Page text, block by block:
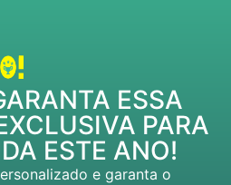
ESSA
PARA
ESTE ANO!
e garanta o